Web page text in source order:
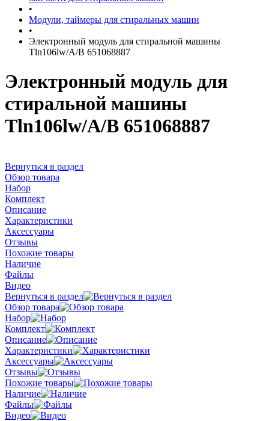
•
Модули, таймеры для стиральных машин
•
Электронный модуль для стиральной машины
Tln106lw/A/B 651068887
Электронный модуль для
стиральной машины
Tln106lw/A/B 651068887
Вернуться в раздел
Обзор товара
Набор
Комплект
Описание
Характеристики
Аксессуары
Отзывы
Похожие товары
Наличие
Файлы
Видео
Вернуться в раздел
Обзор товара
Набор
Комплект
Описание
Характеристики
Аксессуары
Отзывы
Похожие товары
Наличие
Файлы
Видео